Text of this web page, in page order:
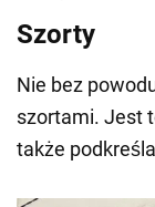
Szorty
Nie bez
szortami. Jest
także